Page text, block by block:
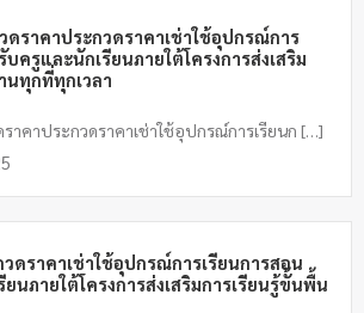
ดราคาประกวดราคาเช่าใช้อุปกรณ์การ
ครูและนักเรียนภายใต้โครงการส่งเสริม
นทุกที่ทุกเวลา
ราคาประกวดราคาเช่าใช้อุปกรณ์การเรียนก […]
ดราคาเช่าใช้อุปกรณ์การเรียนการสอน
นภายใต้โครงการส่งเสริมการเรียนรู้ขั้นพื้น